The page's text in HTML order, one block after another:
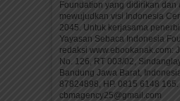
Foundation yang didirikan dan
mewujudkan visi Indonesia
2045. Untuk kerjasama
Yayasan Sebaca Indonesia
redaksi www.ebookanak.com:
No. 126, RT 003/02,
Bandung Jawa Barat,
87824898, HP. 0815 6148
cbmagency25@gmail.com